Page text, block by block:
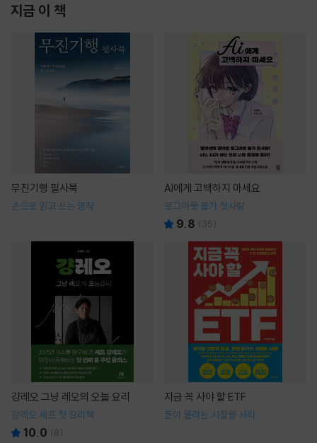
지금 이 책
무진기행 필사북
손으로 읽고 쓰는 명작
AI에게 고백하지 마세요
로그아웃 불가 첫사랑
9.8 ( 35)
걍레오 그냥 레오의 오늘 요리
강레오 셰프 첫 요리책
10.0 (8)
지금 꼭 사야 할 ETF
돈이 몰리는 시장을 사라